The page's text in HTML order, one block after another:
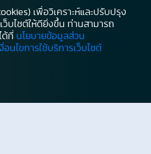
เพื่อวิเคราะห์และปรับปรุง
ว็บไซต์ให้ดียิ่งขึ้น ท่านสามารถ
ด้ที่ นโยบายข้อมูลส่วน
อนไขการใช้บริการเว็บไซต์